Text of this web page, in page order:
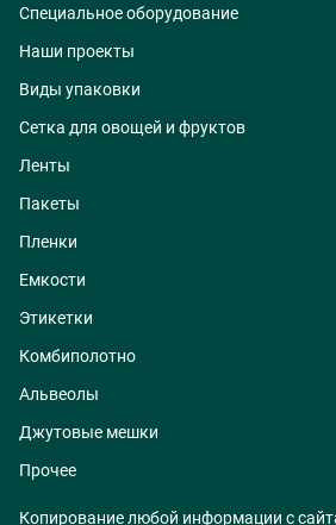
Специальное оборудование
Наши проекты
Виды упаковки
Сетка для овощей и фруктов
Ленты
Пакеты
Пленки
Емкости
Этикетки
Комбиполотно
Альвеолы
Джутовые мешки
Прочее
Копирование любой информации с